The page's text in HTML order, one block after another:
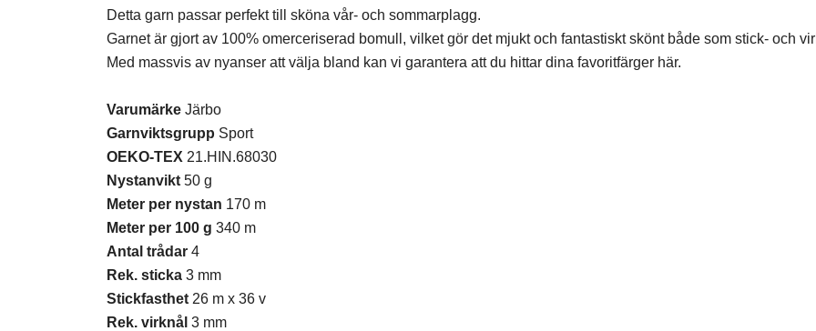
Detta garn passar perfekt till sköna vår- och sommarplagg.
Garnet är gjort av 100% omerceriserad bomull, vilket gör det mjukt och fantastiskt skönt både som stick- och
Med massvis av nyanser att välja bland kan vi garantera att du hittar dina favoritfärger här.
Varumärke Järbo
Garnviktsgrupp Sport
OEKO-TEX 21.HIN.68030
Nystanvikt 50 g
Meter per nystan 170 m
Meter per 100 g 340 m
Antal trådar 4
Rek. sticka 3 mm
Stickfasthet 26 m x 36 v
Rek. virknål 3 mm